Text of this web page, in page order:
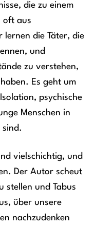
die zu einem
oft aus
lernen die Täter, die
und
zu verstehen,
Es geht um
psychische
Menschen in
sind.
vielschichtig, und
Der Autor scheut
stellen und Tabus
über unsere
nachzudenken